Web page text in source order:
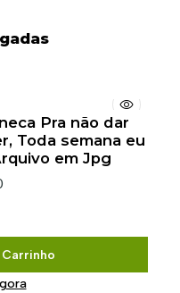
Pra não dar
Toda semana eu
em Jpg